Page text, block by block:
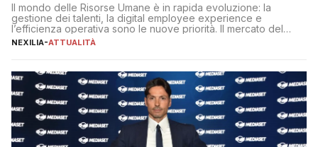
Il mondo delle Risorse Umane è in rapida evoluzione: la
gestione dei talenti, la digital employee experience e
l’efficienza operativa sono le nuove priorità. Il mercato del
lavoro, d’altra parte, è sempre più competitivo con una lotta
NEXILIA-ATTUALITÀ